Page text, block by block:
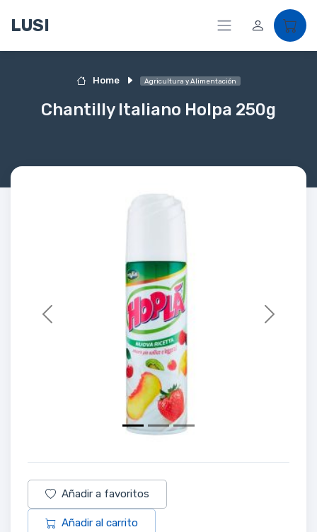
LUSI
Home Agricultura y Alimentación
Chantilly Italiano Holpa 250g
Previous Next
Añadir a favoritos
Añadir al carrito